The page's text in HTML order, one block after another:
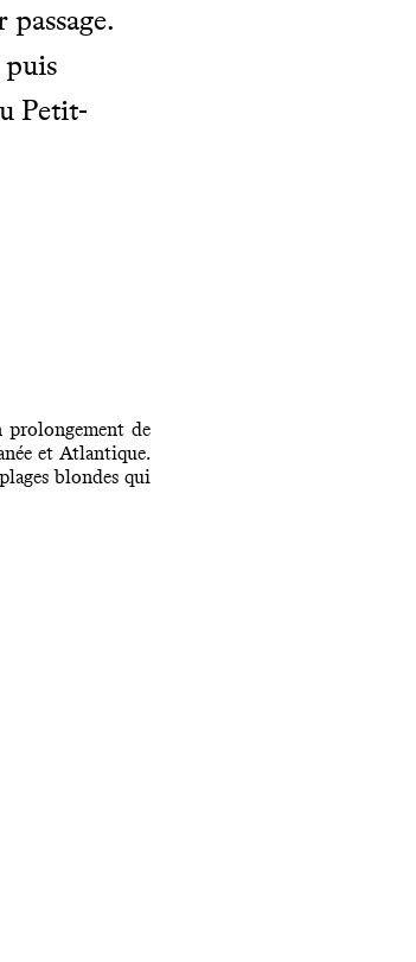
puis
Petit-
de
et Atlantique.
blondes qui